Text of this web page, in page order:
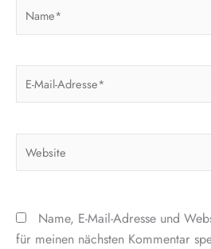
Name, E-Mail-Adresse und
für meinen nächsten Kommentar